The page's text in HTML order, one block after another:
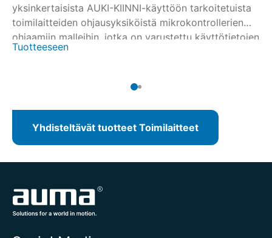
yksinkertaisista AUKI-KIINNI-käyttöön tarkoitetuista
toimilaitteiden ohjausyksiköistä mikrokontrollerien
ohjaamiin malleihin, jotka on varustettu käyttötietojen
keruutoiminnolla tai kenttäväyläliitännällä.
Tuotteeseen
Yhdisteltävät tuotteet Toimilaitteet